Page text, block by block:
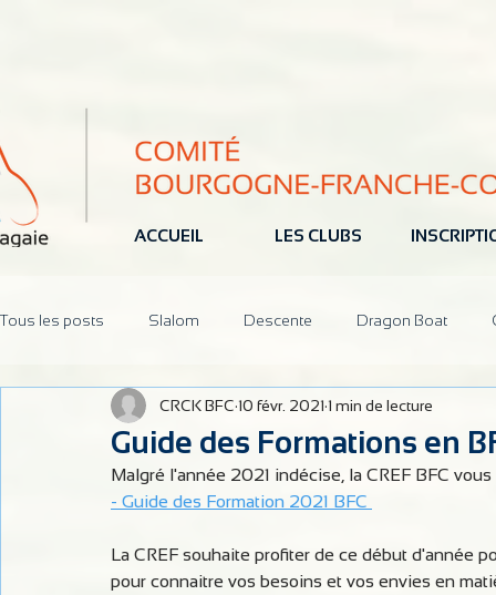
ACCUEIL LES CLUBS
Tous les posts Slalom Descente Dragon Boat
Pôle Espoir Réunions CoDir
Guide des Formations en
CRCK BFC 10 févr. 2021 1 min de lecture
Malgré l'année 2021 indécise, la CREF BFC
- Guide des Formation 2021 BFC
La CREF souhaite profiter de ce début d'année
pour connaitre vos besoins et vos envies en